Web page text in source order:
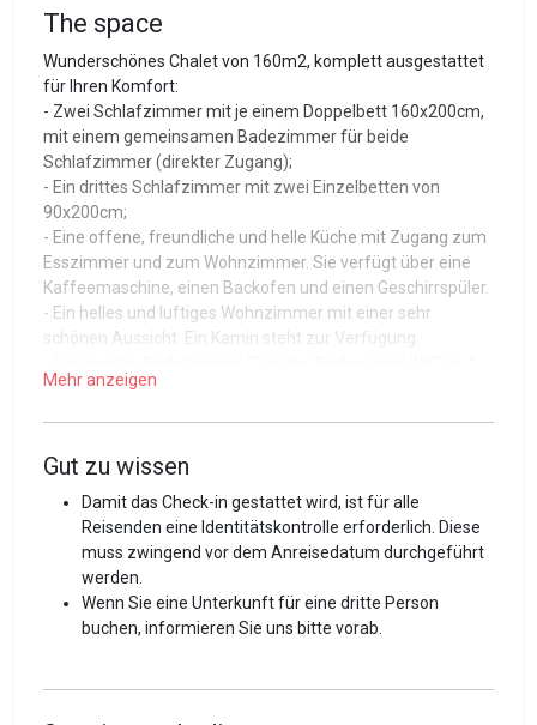
The space
Wunderschönes Chalet von 160m2, komplett ausgestattet
für Ihren Komfort:
- Zwei Schlafzimmer mit je einem Doppelbett 160x200cm,
mit einem gemeinsamen Badezimmer für beide
Schlafzimmer (direkter Zugang);
- Ein drittes Schlafzimmer mit zwei Einzelbetten von
90x200cm;
- Eine offene, freundliche und helle Küche mit Zugang zum
Esszimmer und zum Wohnzimmer. Sie verfügt über eine
Kaffeemaschine, einen Backofen und einen Geschirrspüler.
- Ein helles und luftiges Wohnzimmer mit einer sehr
schönen Aussicht. Ein Kamin steht zur Verfügung.
der unteren Etage;
- Ein großer Außenbereich mit Blick auf die Ebene und die
- Zwei Parkplätze im Freien.
Guest access
Die Unterkunft sowie die Ausrüstung oder das Zubehör
stehen Ihnen während Ihres Aufenthaltes zur Verfügung.
Mehr anzeigen
Gut zu wissen
Damit das Check-in gestattet wird, ist für alle
Reisenden eine Identitätskontrolle erforderlich. Diese
muss zwingend vor dem Anreisedatum durchgeführt
werden.
Wenn Sie eine Unterkunft für eine dritte Person
buchen, informieren Sie uns bitte vorab.